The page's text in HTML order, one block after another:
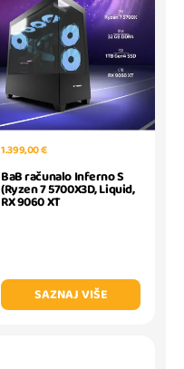
1.399,00 €
BaB računalo Inferno S
(Ryzen 7 5700X3D, Liquid,
RX 9060 XT
SAZNAJ VIŠE